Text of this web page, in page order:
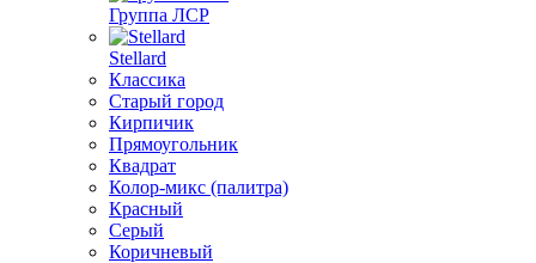
Группа ЛСР
Stellard
Классика
Старый город
Кирпичик
Прямоугольник
Квадрат
Колор-микс (палитра)
Красный
Серый
Коричневый